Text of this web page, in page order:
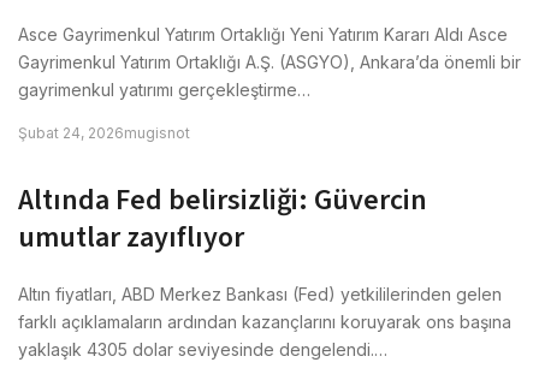
Asce Gayrimenkul Yatırım Ortaklığı Yeni Yatırım Kararı Aldı Asce
Gayrimenkul Yatırım Ortaklığı A.Ş. (ASGYO), Ankara’da önemli bir
gayrimenkul yatırımı gerçekleştirme…
Şubat 24, 2026mugisnot
Altında Fed belirsizliği: Güvercin
umutlar zayıflıyor
Altın fiyatları, ABD Merkez Bankası (Fed) yetkililerinden gelen
farklı açıklamaların ardından kazançlarını koruyarak ons başına
yaklaşık 4305 dolar seviyesinde dengelendi.…